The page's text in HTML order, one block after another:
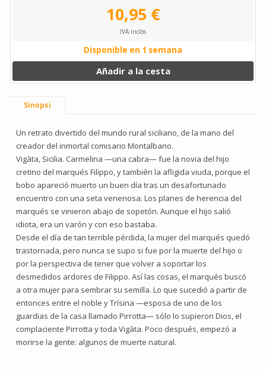
10,95 €
IVA inclòs
Disponible en 1 semana
Añadir a la cesta
Sinopsi
Un retrato divertido del mundo rural siciliano, de la mano del
creador del inmortal comisario Montalbano.
Vigàta, Sicilia. Carmelina —una cabra— fue la novia del hijo
cretino del marqués Filippo, y también la afligida viuda, porque el
bobo apareció muerto un buen día tras un desafortunado
encuentro con una seta venenosa. Los planes de herencia del
marqués se vinieron abajo de sopetón. Aunque el hijo salió
idiota, era un varón y con eso bastaba.
Desde el día de tan terrible pérdida, la mujer del marqués quedó
trastornada, pero nunca se supo si fue por la muerte del hijo o
por la perspectiva de tener que volver a soportar los
desmedidos ardores de Filippo. Así las cosas, el marqués buscó
a otra mujer para sembrar su semilla. Lo que sucedió a partir de
entonces entre el noble y Trísina —esposa de uno de los
guardias de la casa llamado Pirrotta— sólo lo supieron Dios, el
complaciente Pirrotta y toda Vigàta. Poco después, empezó a
morirse la gente: algunos de muerte natural.